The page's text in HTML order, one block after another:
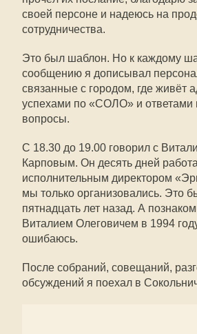
своей персоне и надеюсь на
сотрудничества.
Это был шаблон. Но к каждому
сообщению я дописывал
связанные с городом, где живёт
успехами по «СОЛО» и ответами
вопросы.
С 18.30 до 19.00 говорил с
Карповым. Он десять дней
исполнительным директором
мы только организовались. Это
пятнадцать лет назад. А
Виталием Олеговичем в 1994
ошибаюсь.
После собраний, совещаний,
обсуждений я поехал в